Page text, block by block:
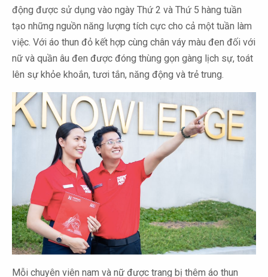
động được sử dụng vào ngày Thứ 2 và Thứ 5 hàng tuần
tạo những nguồn năng lượng tích cực cho cả một tuần làm
việc. Với áo thun đỏ kết hợp cùng chân váy màu đen đối với
nữ và quần âu đen được đóng thùng gọn gàng lịch sự, toát
lên sự khỏe khoắn, tươi tắn, năng động và trẻ trung.
Mỗi chuyên viên nam và nữ được trang bị thêm áo thun